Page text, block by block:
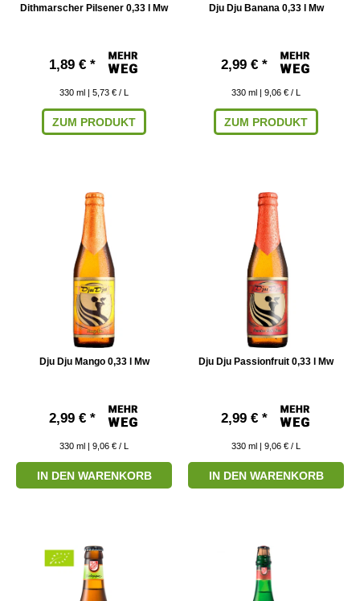
Dithmarscher Pilsener 0,33 l Mw
1,89 € *
330 ml | 5,73 € / L
ZUM PRODUKT
Dju Dju Banana 0,33 l Mw
2,99 € *
330 ml | 9,06 € / L
ZUM PRODUKT
Dju Dju Mango 0,33 l Mw
2,99 € *
330 ml | 9,06 € / L
IN DEN WARENKORB
Dju Dju Passionfruit 0,33 l Mw
2,99 € *
330 ml | 9,06 € / L
IN DEN WARENKORB